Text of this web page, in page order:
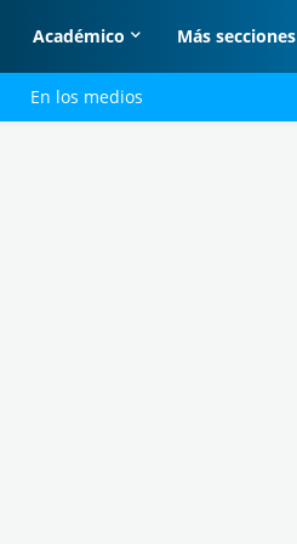
Académico Más secciones
En los medios